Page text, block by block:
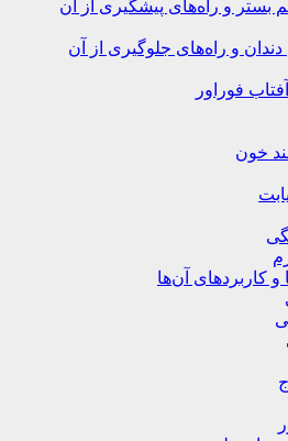
بستر و راه‌های پیشگیری از آن
و راه‌های جلوگیری از آن
فوراور
خون
و کاربردهای آن‌ها